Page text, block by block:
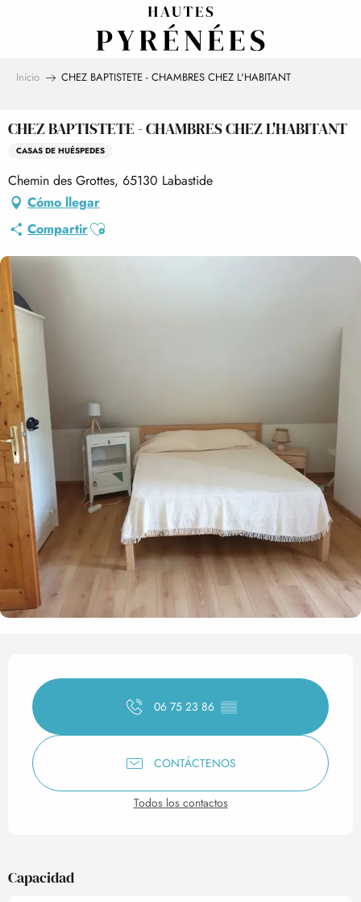
Inicio CHEZ BAPTISTETE - CHAMBRES CHEZ L'HABITANT
CHEZ BAPTISTETE - CHAMBRES CHEZ L'HABITANT
CASAS DE HUÉSPEDES
Chemin des Grottes, 65130 Labastide
Cómo llegar
CompartirAjouter aux favoris
Horarios y datos de
06 75 23 86 ▒▒
CONTÁCTENOS
Todos los contactos
Capacidad